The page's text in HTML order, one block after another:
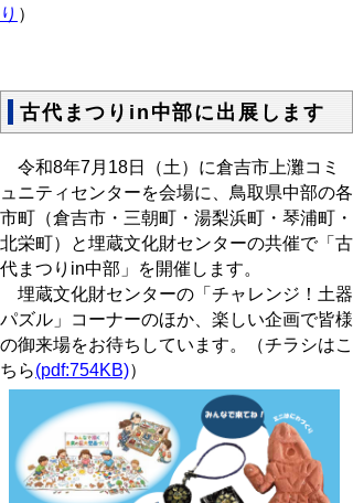
り ）
古代まつりin中部に出展します
令和8年7月18日（土）に倉吉市上灘コミ
ュニティセンターを会場に、鳥取県中部の各
市町（倉吉市・三朝町・湯梨浜町・琴浦町・
北栄町）と埋蔵文化財センターの共催で「古
代まつりin中部」を開催します。
埋蔵文化財センターの「チャレンジ！土器
パズル」コーナーのほか、楽しい企画で皆様
の御来場をお待ちしています。（チラシはこ
ちら(pdf:754KB)）